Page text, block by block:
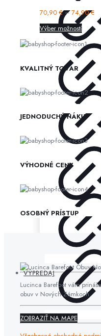
VÝPREDAJ
70,90 €–74,90€
Výber možností
KVALITNÝ TOVAR
JEDNODUCHÝ NÁKUP
VÝHODNÉ CENY
OSOBNÝ PRÍSTUP
Lucinca Barefoot vám
obuv v Nových Zámkoch.
ZOBRAZIŤ NA MAPE